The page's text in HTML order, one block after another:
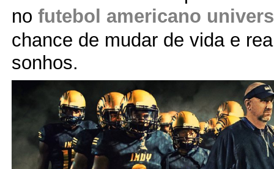
no futebol americano
chance de mudar de vida e
sonhos.